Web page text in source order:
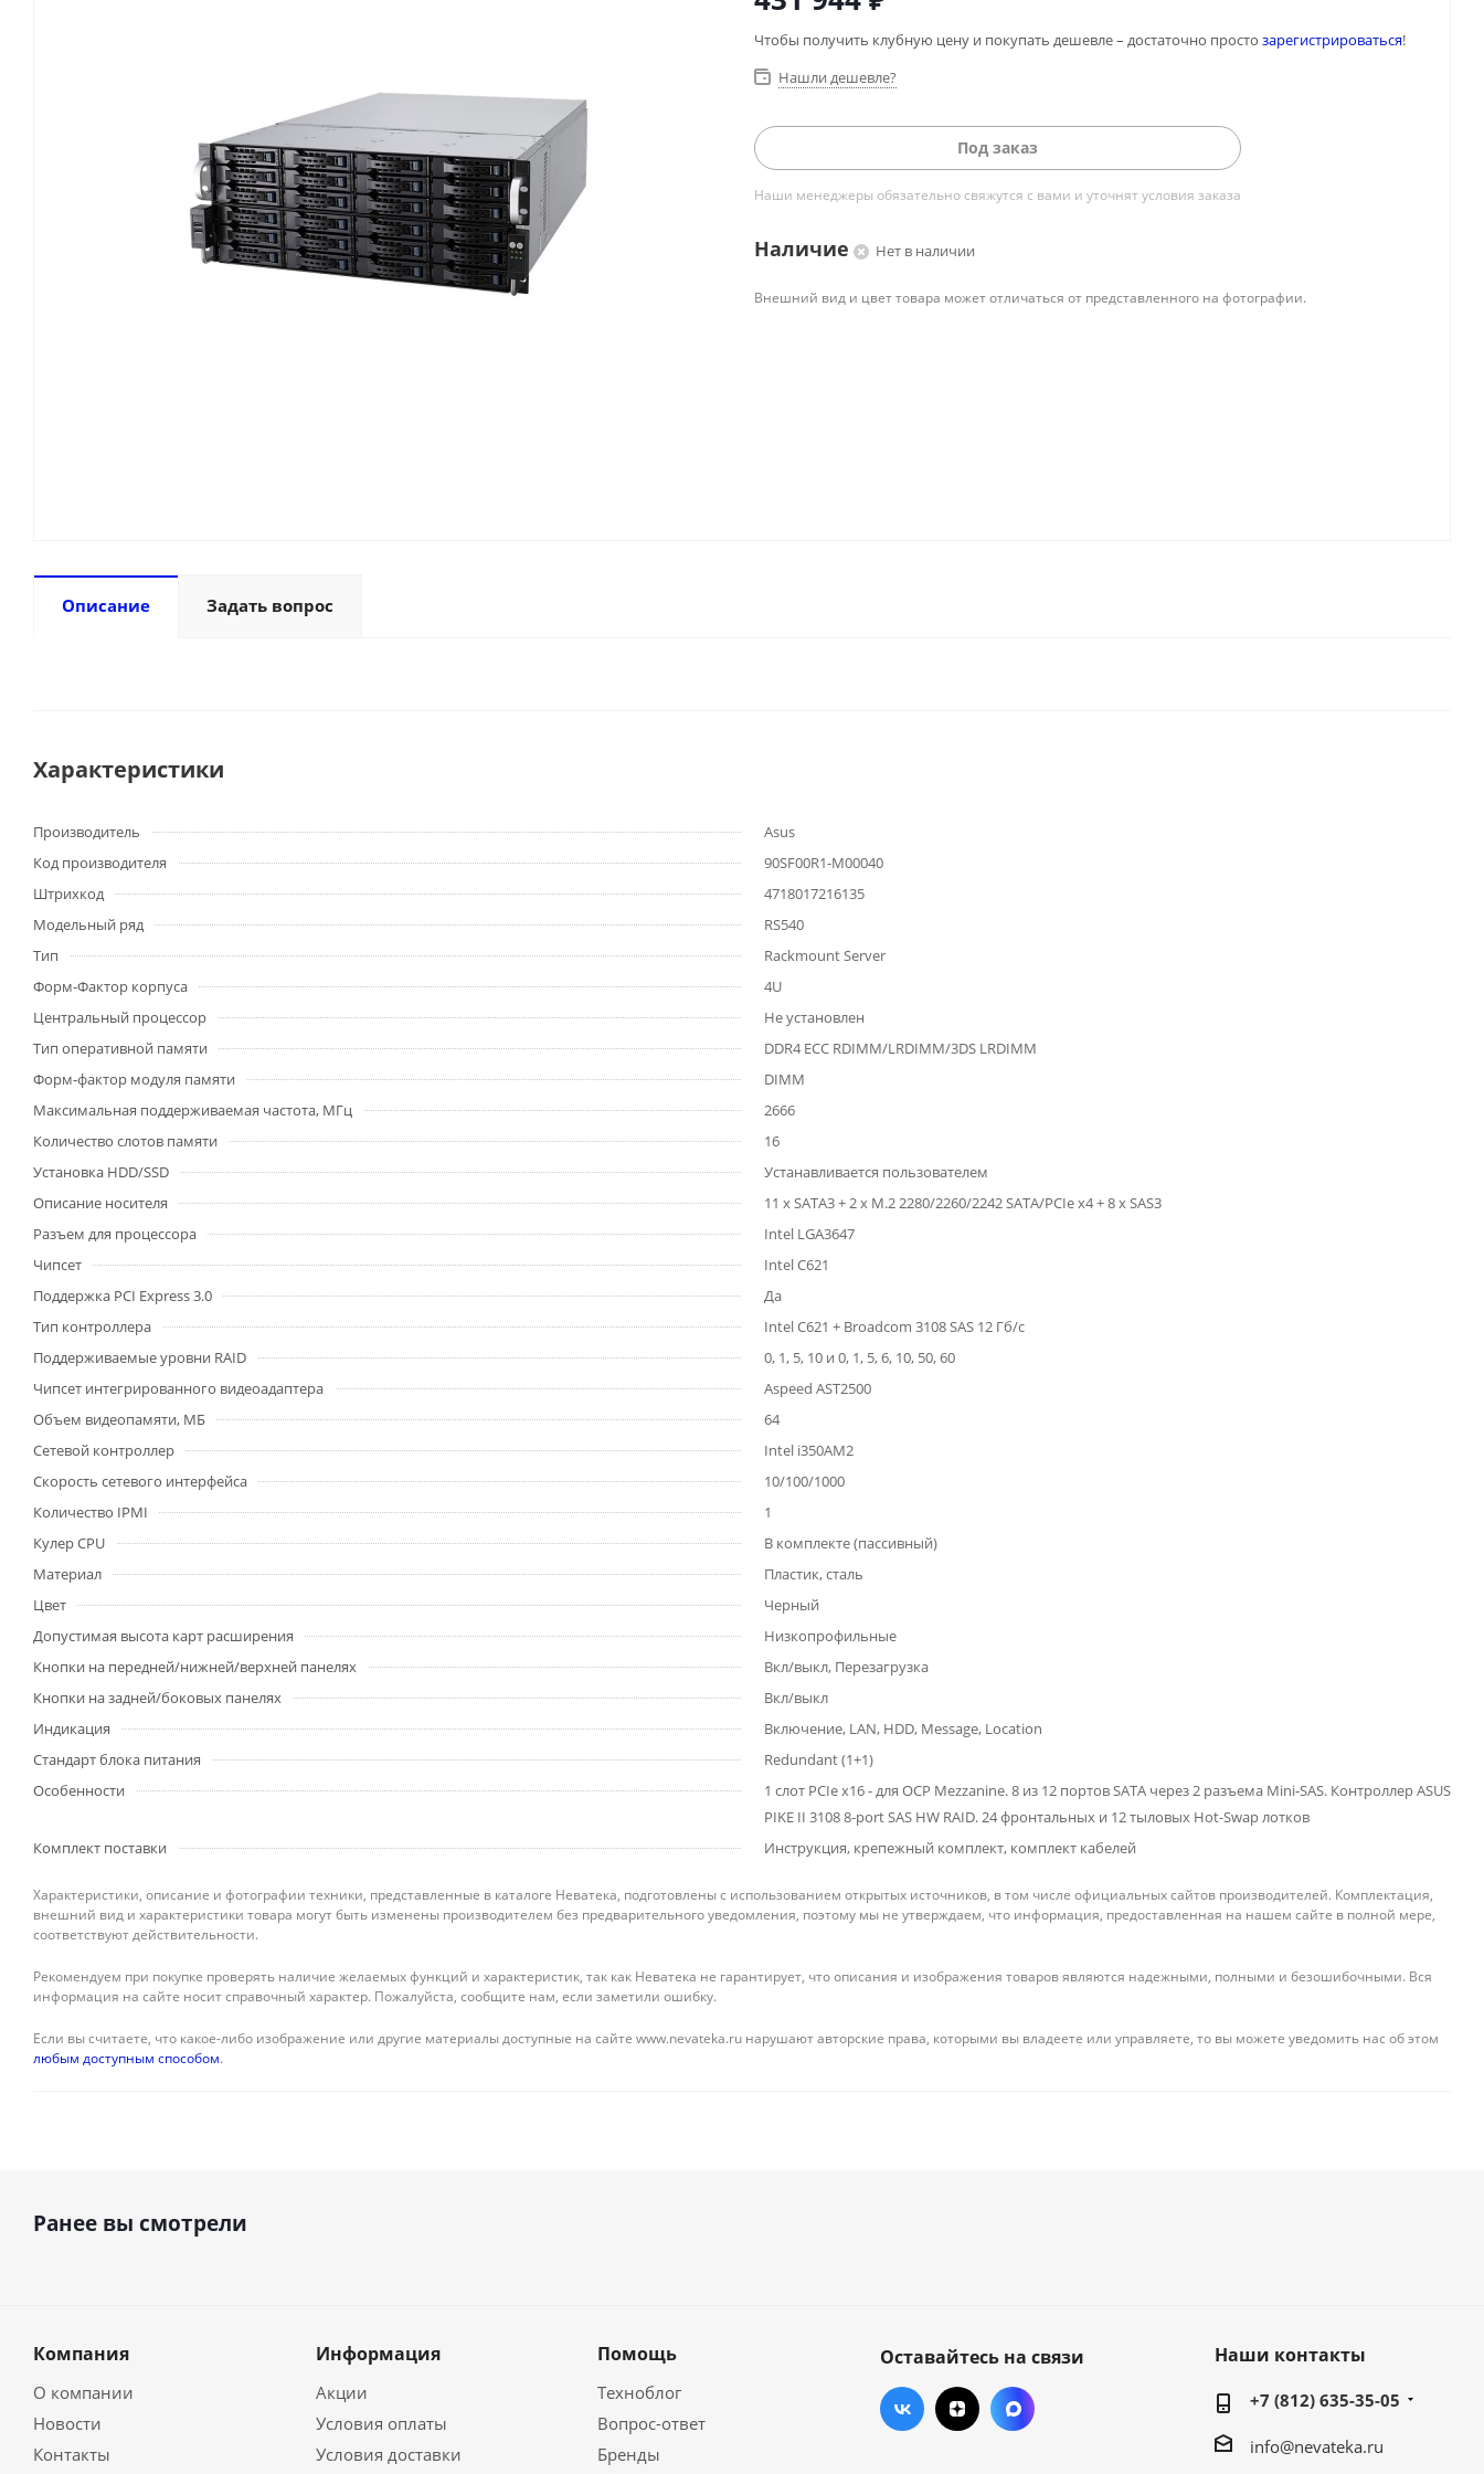
Чтобы получить клубную цену и покупать дешевле – достаточно просто зарегистрироваться!
Нашли дешевле?
Под заказ
Наши менеджеры обязательно свяжутся с вами и уточнят условия заказа
Наличие Нет в наличии
Внешний вид и цвет товара может отличаться от представленного на фотографии.
Описание Задать вопрос
Характеристики
Производитель
Asus
Код производителя
90SF00R1-M00040
Штрихкод
4718017216135
Модельный ряд
RS540
Тип
Rackmount Server
Форм-Фактор корпуса
4U
Центральный процессор
Не установлен
Тип оперативной памяти
DDR4 ECC RDIMM/LRDIMM/3DS LRDIMM
Форм-фактор модуля памяти
DIMM
Максимальная поддерживаемая частота, МГц
2666
Количество слотов памяти
16
Установка HDD/SSD
Устанавливается пользователем
Описание носителя
11 x SATA3 + 2 x M.2 2280/2260/2242 SATA/PCIe x4 + 8 x SAS3
Разъем для процессора
Intel LGA3647
Чипсет
Intel C621
Поддержка PCI Express 3.0
Да
Тип контроллера
Intel C621 + Broadcom 3108 SAS 12 Гб/с
Поддерживаемые уровни RAID
0, 1, 5, 10 и 0, 1, 5, 6, 10, 50, 60
Чипсет интегрированного видеоадаптера
Aspeed AST2500
Объем видеопамяти, МБ
64
Сетевой контроллер
Intel i350AM2
Скорость сетевого интерфейса
10/100/1000
Количество IPMI
1
Кулер CPU
В комплекте (пассивный)
Материал
Пластик, сталь
Цвет
Черный
Допустимая высота карт расширения
Низкопрофильные
Кнопки на передней/нижней/верхней панелях
Вкл/выкл, Перезагрузка
Кнопки на задней/боковых панелях
Вкл/выкл
Индикация
Включение, LAN, HDD, Message, Location
Стандарт блока питания
Redundant (1+1)
Особенности
1 слот PCIe x16 - для OCP Mezzanine. 8 из 12 портов SATA через 2 разъема Mini-SAS. Контроллер ASUS
PIKE II 3108 8-port SAS HW RAID. 24 фронтальных и 12 тыловых Hot-Swap лотков
Комплект поставки
Инструкция, крепежный комплект, комплект кабелей
Характеристики, описание и фотографии техники, представленные в каталоге Неватека, подготовлены с использованием открытых источников, в том числе официальных сайтов производителей. Комплектация,
внешний вид и характеристики товара могут быть изменены производителем без предварительного уведомления, поэтому мы не утверждаем, что информация, предоставленная на нашем сайте в полной мере,
соответствуют действительности.
Рекомендуем при покупке проверять наличие желаемых функций и характеристик, так как Неватека не гарантирует, что описания и изображения товаров являются надежными, полными и безошибочными. Вся
информация на сайте носит справочный характер. Пожалуйста, сообщите нам, если заметили ошибку.
Если вы считаете, что какое-либо изображение или другие материалы доступные на сайте www.nevateka.ru нарушают авторские права, которыми вы владеете или управляете, то вы можете уведомить нас об этом
любым доступным способом.
Ранее вы смотрели
Компания
О компании
Новости
Контакты
Информация
Акции
Условия оплаты
Условия доставки
Помощь
Техноблог
Вопрос-ответ
Бренды
Оставайтесь на связи Наши контакты
+7 (812) 635-35-05
info@nevateka.ru